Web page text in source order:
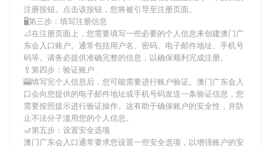
注册按钮。点击该按钮，您将被引导至注册页面。
🖥第三步：填写注册信息
📐在注册页面上，您需要填写一些必要的个人信息来创建澳门广
东会入口账户。通常包括用户名、密码、电子邮件地址、手机号
码等。请务必提供准确完整的信息，以确保顺利完成注册。
🥄第四步：验证账户
🎰填写完个人信息后，您可能需要进行账户验证。 澳门广东会入
口会向您提供的电子邮件地址或手机号码发送一条验证信息，您
需要按照提示进行验证操作。这有助于确保账户的安全性，并防
止不法分子滥用您的个人信息。
🎢第五步：设置安全选项
澳门广东会入口通常要求您设置一些安全选项，以增强账户的安